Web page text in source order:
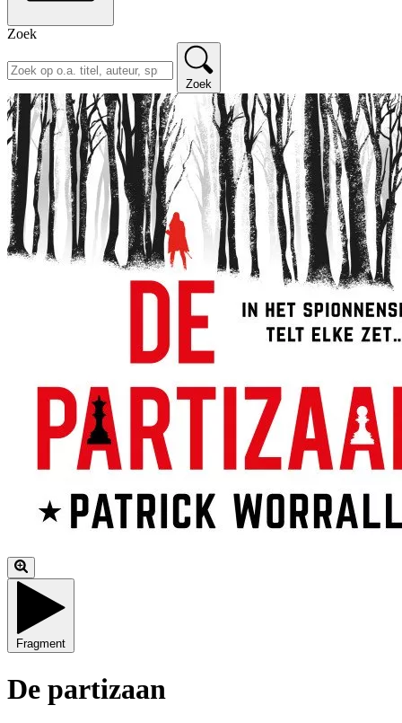
Zoek
Zoek
Fragment
De partizaan